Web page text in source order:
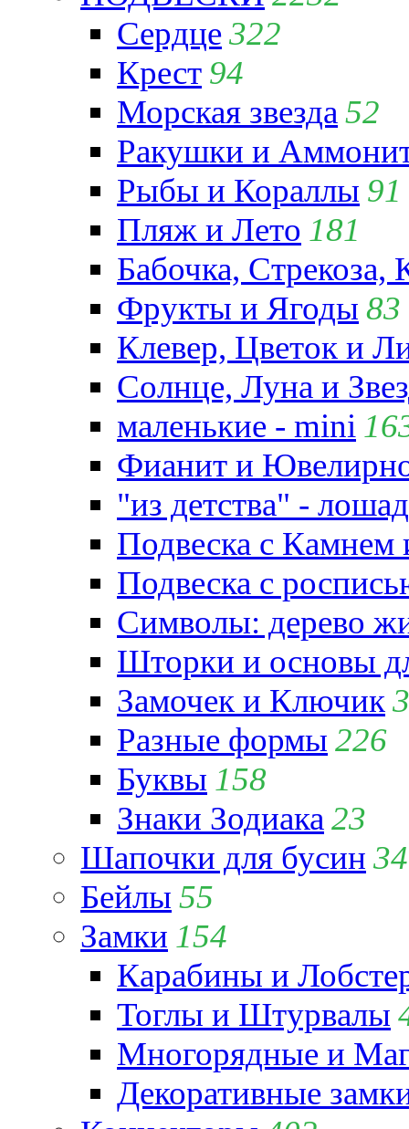
Сердце322
Крест 94
Морская звезда 52
Ракушки и
Рыбы и Кораллы 91
Пляж и Лето 181
Бабочка,
Фрукты и Ягоды 83
Клевер, Цветок и
Солнце, Луна и
маленькие - mini
Фианит и
"из детства" -
Подвеска с
Подвеска с
Символы: дерево
Шторки и основы
Замочек и Ключик
Разные формы 226
Буквы 158
Знаки Зодиака 23
Шапочки для бусин 34
Бейлы 55
Замки 154
Карабины и
Тоглы и Штурвалы
Многорядные и
Декоративные